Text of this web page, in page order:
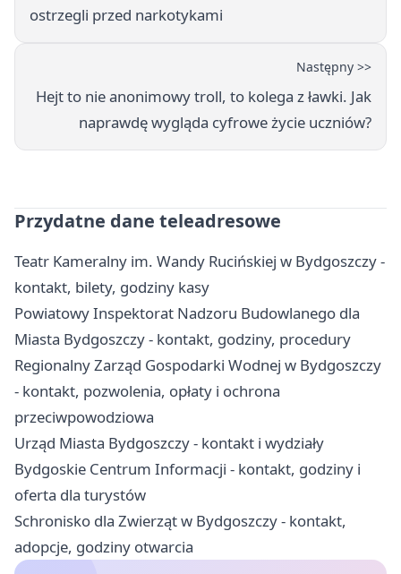
ostrzegli przed narkotykami
Następny >>
Hejt to nie anonimowy troll, to kolega z ławki. Jak
naprawdę wygląda cyfrowe życie uczniów?
Przydatne dane teleadresowe
Teatr Kameralny im. Wandy Rucińskiej w Bydgoszczy -
kontakt, bilety, godziny kasy
Powiatowy Inspektorat Nadzoru Budowlanego dla
Miasta Bydgoszczy - kontakt, godziny, procedury
Regionalny Zarząd Gospodarki Wodnej w Bydgoszczy
- kontakt, pozwolenia, opłaty i ochrona
przeciwpowodziowa
Urząd Miasta Bydgoszczy - kontakt i wydziały
Bydgoskie Centrum Informacji - kontakt, godziny i
oferta dla turystów
Schronisko dla Zwierząt w Bydgoszczy - kontakt,
adopcje, godziny otwarcia